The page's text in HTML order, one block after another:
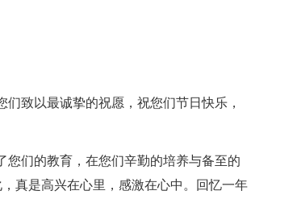
致以最诚挚的祝愿，祝您们节日快乐，
您们的教育，在您们辛勤的培养与备至的
真是高兴在心里，感激在心中。回忆一年